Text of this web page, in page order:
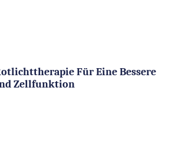
Für Eine Bessere
Zellfunktion